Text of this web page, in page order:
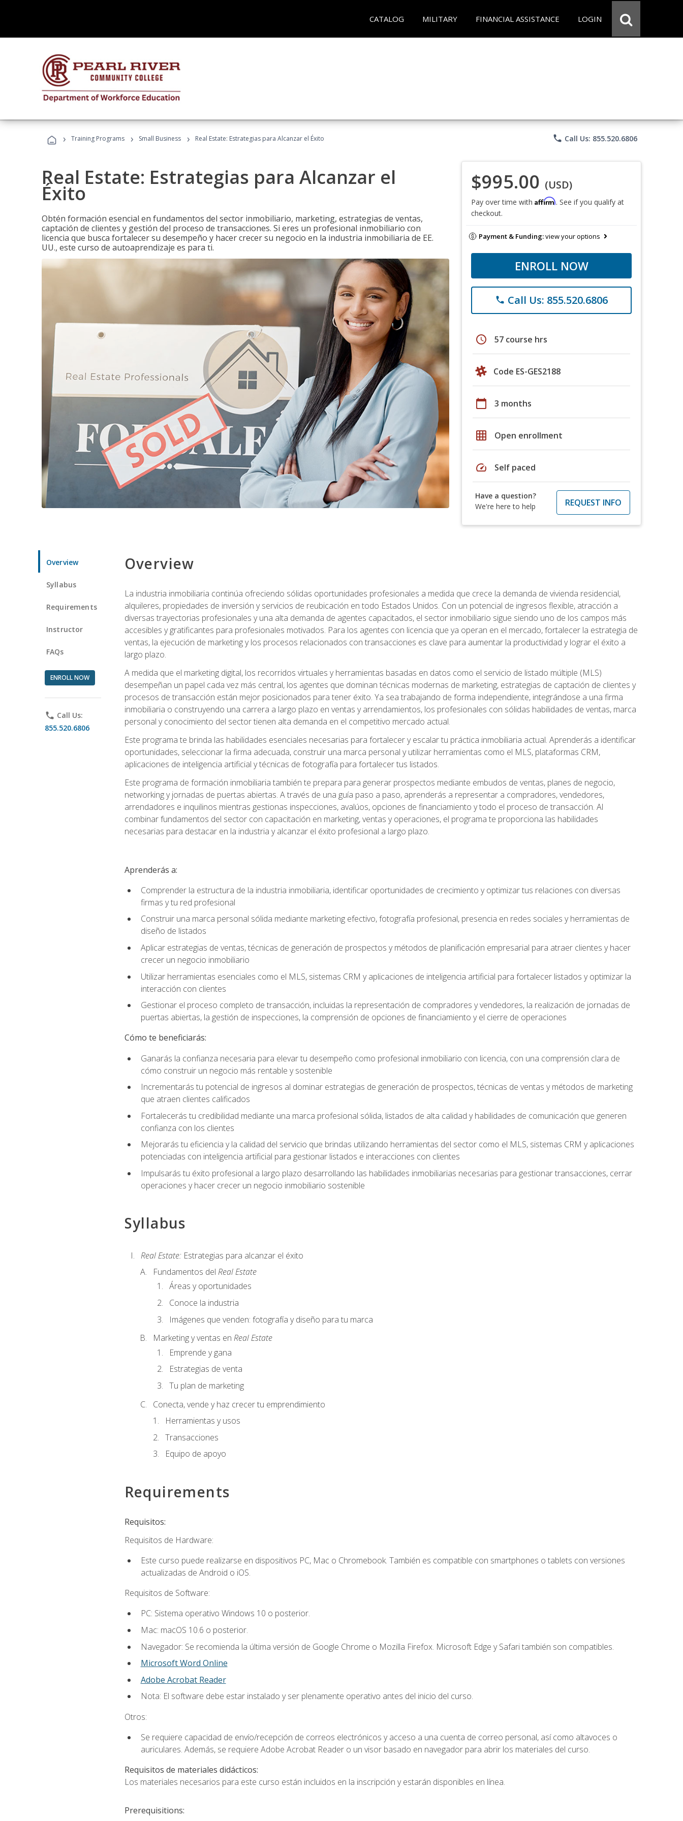
CATALOG MILITARY FINANCIAL ASSISTANCE LOGIN
› Training Programs › Small Business › Real Estate: Estrategias para Alcanzar el Éxito phone Call Us: 855.520.6806
Real Estate: Estrategias para Alcanzar el
Éxito
Obtén formación esencial en fundamentos del sector inmobiliario, marketing, estrategias de ventas,
captación de clientes y gestión del proceso de transacciones. Si eres un profesional inmobiliario con
licencia que busca fortalecer su desempeño y hacer crecer su negocio en la industria inmobiliaria de EE.
UU., este curso de autoaprendizaje es para ti.
$995.00 (USD)
Pay over time with Affirm. See if you qualify at
checkout.
Payment & Funding:view your options
ENROLL NOW
phone Call Us: 855.520.6806
schedule 57 course hrs
Code ES-GES2188
calendar_today 3 months
grid_on Open enrollment
speed Self paced
Have a question?
We're here to help
REQUEST INFO
Overview
Syllabus
Requirements
Instructor
FAQs
ENROLL NOW
phone Call Us:
855.520.6806
Overview
La industria inmobiliaria continúa ofreciendo sólidas oportunidades profesionales a medida que crece la demanda de vivienda residencial,
alquileres, propiedades de inversión y servicios de reubicación en todo Estados Unidos. Con un potencial de ingresos flexible, atracción a
diversas trayectorias profesionales y una alta demanda de agentes capacitados, el sector inmobiliario sigue siendo uno de los campos más
accesibles y gratificantes para profesionales motivados. Para los agentes con licencia que ya operan en el mercado, fortalecer la estrategia de
ventas, la ejecución de marketing y los procesos relacionados con transacciones es clave para aumentar la productividad y lograr el éxito a
largo plazo.
A medida que el marketing digital, los recorridos virtuales y herramientas basadas en datos como el servicio de listado múltiple (MLS)
desempeñan un papel cada vez más central, los agentes que dominan técnicas modernas de marketing, estrategias de captación de clientes y
procesos de transacción están mejor posicionados para tener éxito. Ya sea trabajando de forma independiente, integrándose a una firma
inmobiliaria o construyendo una carrera a largo plazo en ventas y arrendamientos, los profesionales con sólidas habilidades de ventas, marca
personal y conocimiento del sector tienen alta demanda en el competitivo mercado actual.
Este programa te brinda las habilidades esenciales necesarias para fortalecer y escalar tu práctica inmobiliaria actual. Aprenderás a identificar
oportunidades, seleccionar la firma adecuada, construir una marca personal y utilizar herramientas como el MLS, plataformas CRM,
aplicaciones de inteligencia artificial y técnicas de fotografía para fortalecer tus listados.
Este programa de formación inmobiliaria también te prepara para generar prospectos mediante embudos de ventas, planes de negocio,
networking y jornadas de puertas abiertas. A través de una guía paso a paso, aprenderás a representar a compradores, vendedores,
arrendadores e inquilinos mientras gestionas inspecciones, avalúos, opciones de financiamiento y todo el proceso de transacción. Al
combinar fundamentos del sector con capacitación en marketing, ventas y operaciones, el programa te proporciona las habilidades
necesarias para destacar en la industria y alcanzar el éxito profesional a largo plazo.
Aprenderás a:
Comprender la estructura de la industria inmobiliaria, identificar oportunidades de crecimiento y optimizar tus relaciones con diversas
firmas y tu red profesional
Construir una marca personal sólida mediante marketing efectivo, fotografía profesional, presencia en redes sociales y herramientas de
diseño de listados
Aplicar estrategias de ventas, técnicas de generación de prospectos y métodos de planificación empresarial para atraer clientes y hacer
crecer un negocio inmobiliario
Utilizar herramientas esenciales como el MLS, sistemas CRM y aplicaciones de inteligencia artificial para fortalecer listados y optimizar la
interacción con clientes
Gestionar el proceso completo de transacción, incluidas la representación de compradores y vendedores, la realización de jornadas de
puertas abiertas, la gestión de inspecciones, la comprensión de opciones de financiamiento y el cierre de operaciones
Cómo te beneficiarás:
Ganarás la confianza necesaria para elevar tu desempeño como profesional inmobiliario con licencia, con una comprensión clara de
cómo construir un negocio más rentable y sostenible
Incrementarás tu potencial de ingresos al dominar estrategias de generación de prospectos, técnicas de ventas y métodos de marketing
que atraen clientes calificados
Fortalecerás tu credibilidad mediante una marca profesional sólida, listados de alta calidad y habilidades de comunicación que generen
confianza con los clientes
Mejorarás tu eficiencia y la calidad del servicio que brindas utilizando herramientas del sector como el MLS, sistemas CRM y aplicaciones
potenciadas con inteligencia artificial para gestionar listados e interacciones con clientes
Impulsarás tu éxito profesional a largo plazo desarrollando las habilidades inmobiliarias necesarias para gestionar transacciones, cerrar
operaciones y hacer crecer un negocio inmobiliario sostenible
Syllabus
Real Estate: Estrategias para alcanzar el éxito
Fundamentos del Real Estate
Áreas y oportunidades
Conoce la industria
Imágenes que venden: fotografía y diseño para tu marca
Marketing y ventas en Real Estate
Emprende y gana
Estrategias de venta
Tu plan de marketing
Conecta, vende y haz crecer tu emprendimiento
Herramientas y usos
Transacciones
Equipo de apoyo
Requirements
Requisitos:
Requisitos de Hardware:
Este curso puede realizarse en dispositivos PC, Mac o Chromebook. También es compatible con smartphones o tablets con versiones
actualizadas de Android o iOS.
Requisitos de Software:
PC: Sistema operativo Windows 10 o posterior.
Mac: macOS 10.6 o posterior.
Navegador: Se recomienda la última versión de Google Chrome o Mozilla Firefox. Microsoft Edge y Safari también son compatibles.
Microsoft Word Online
Adobe Acrobat Reader
Nota: El software debe estar instalado y ser plenamente operativo antes del inicio del curso.
Otros:
Se requiere capacidad de envío/recepción de correos electrónicos y acceso a una cuenta de correo personal, así como altavoces o
auriculares. Además, se requiere Adobe Acrobat Reader o un visor basado en navegador para abrir los materiales del curso.
Requisitos de materiales didácticos:
Los materiales necesarios para este curso están incluidos en la inscripción y estarán disponibles en línea.
Prerequisitions: